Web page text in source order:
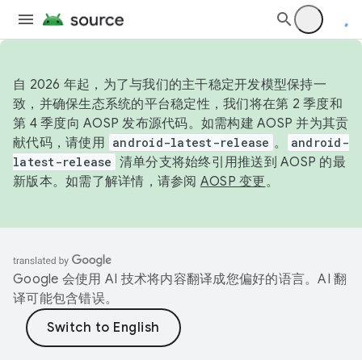
自 2026 年起，为了与我们的主干稳定开发模型保持一
致，并确保生态系统的平台稳定性，我们将在第 2 季度和
第 4 季度向 AOSP 发布源代码。如需构建 AOSP 并为其贡
献代码，请使用 android-latest-release 。
android-
latest-release 清单分支将始终引用推送到 AOSP 的最
新版本。如需了解详情，请参阅 AOSP 变更。
Google 会使用 AI 技术将内容翻译成您偏好的语言。AI 翻
译可能包含错误。